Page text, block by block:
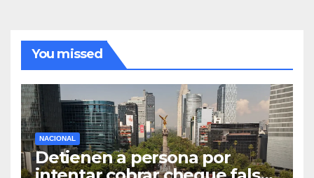
You missed
NACIONAL
Detienen a persona por